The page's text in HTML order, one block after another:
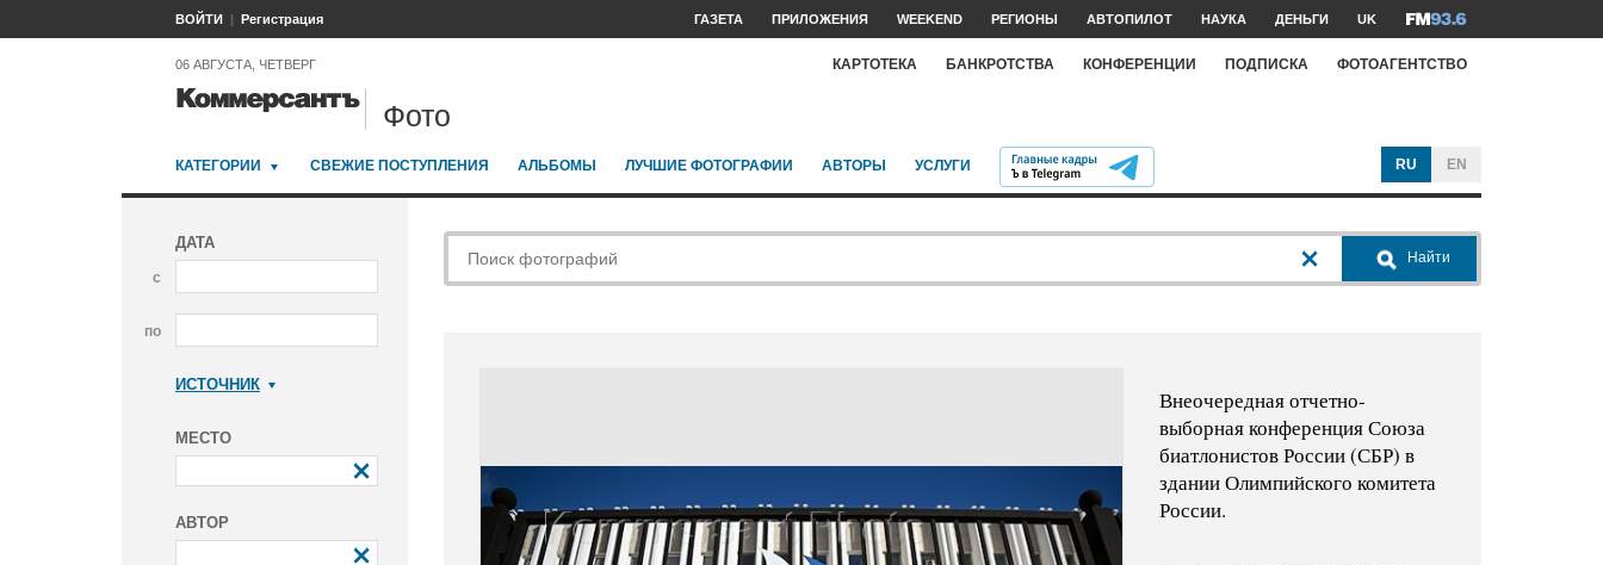
ВОЙТИ Регистрация ГАЗЕТА ПРИЛОЖЕНИЯ WEEKEND РЕГИОНЫ АВТОПИЛОТ НАУКА ДЕНЬГИ UK
06 АВГУСТА, ЧЕТВЕРГ КАРТОТЕКА БАНКРОТСТВА КОНФЕРЕНЦИИ ПОДПИСКА ФОТОАГЕНТСТВО
Фото
КАТЕГОРИИ СВЕЖИЕ ПОСТУПЛЕНИЯ АЛЬБОМЫ ЛУЧШИЕ ФОТОГРАФИИ АВТОРЫ УСЛУГИ RU EN
ДАТА
с
по
ИСТОЧНИК
МЕСТО
АВТОР
Найти
Внеочередная отчетно-
выборная конференция Союза
биатлонистов России (СБР) в
здании Олимпийского комитета
России.